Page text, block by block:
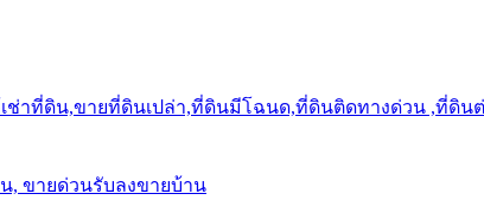
ช่าที่ดิน,ขายที่ดินเปล่า,ที่ดินมีโฉนด,ที่ดินติดทางด่วน ,ที่ดิน
, ขายด่วนรับลงขายบ้าน